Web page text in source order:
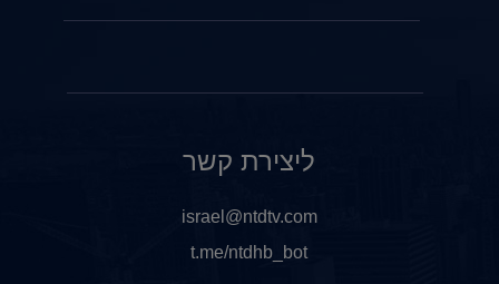
ליצירת קשר
israel@ntdtv.com
t.me/ntdhb_bot